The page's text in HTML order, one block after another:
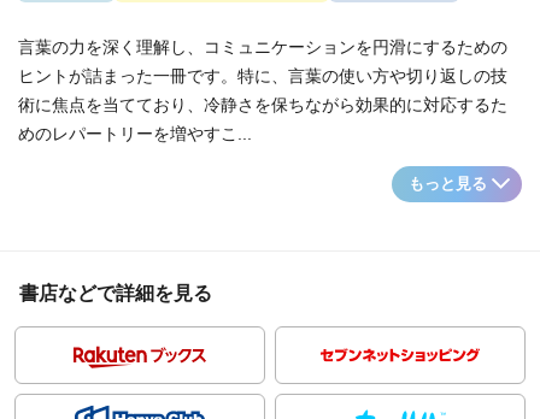
言葉の力を深く理解し、コミュニケーションを円滑にするための
ヒントが詰まった一冊です。特に、言葉の使い方や切り返しの技
術に焦点を当てており、冷静さを保ちながら効果的に対応するた
めのレパートリーを増やすこ...
もっと見る
書店などで詳細を見る